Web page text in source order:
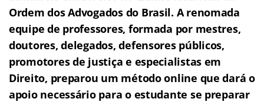
Ordem dos Advogados do Brasil. A renomada
equipe de professores, formada por mestres,
doutores, delegados, defensores públicos,
promotores de justiça e especialistas em
Direito, preparou um método online que dará o
apoio necessário para o estudante se preparar